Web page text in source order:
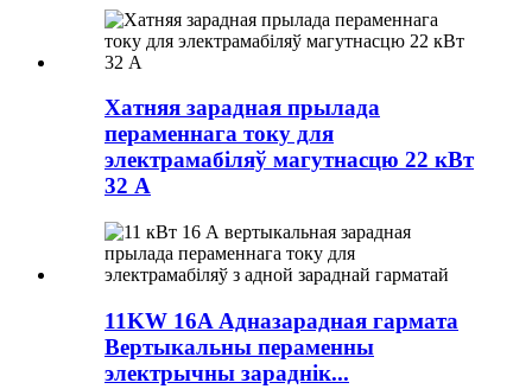
Хатняя зарадная прылада
пераменнага току для
электрамабіляў магутнасцю 22 кВт
32 А
11KW 16A Адназарадная гармата
Вертыкальны пераменны
электрычны зараднік...